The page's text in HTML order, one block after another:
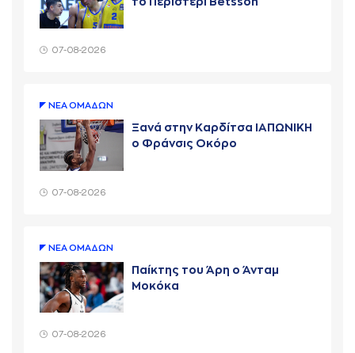
07-08-2026
ΝΕA ΟΜAΔΩΝ
Ξανά στην Καρδίτσα ΙΑΠΩΝΙΚΗ
ο Φράνσις Οκόρο
07-08-2026
ΝΕA ΟΜAΔΩΝ
Παίκτης του Άρη ο Άνταμ
Μοκόκα
07-08-2026